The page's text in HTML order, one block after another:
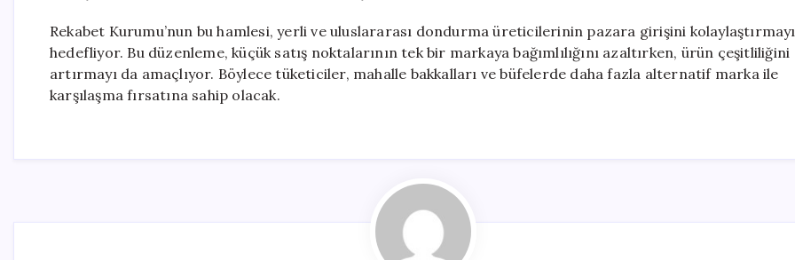
Rekabet Kurumu’nun bu hamlesi, yerli ve uluslararası dondurma üreticilerinin pazara girişini kolaylaştırmayı
hedefliyor. Bu düzenleme, küçük satış noktalarının tek bir markaya bağımlılığını azaltırken, ürün çeşitliliğini
artırmayı da amaçlıyor. Böylece tüketiciler, mahalle bakkalları ve büfelerde daha fazla alternatif marka ile
karşılaşma fırsatına sahip olacak.